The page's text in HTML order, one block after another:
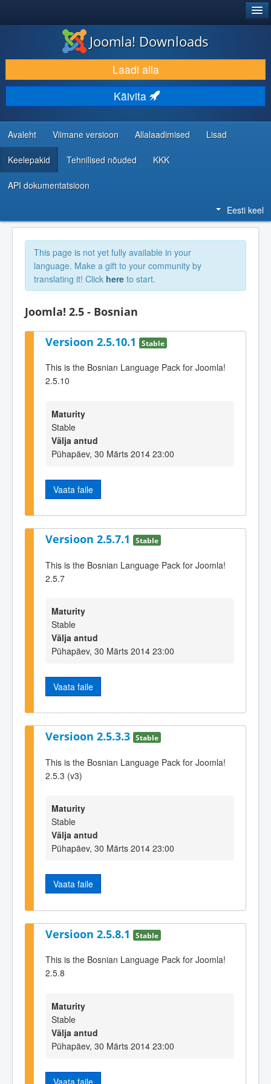
LAADI ALLA JA LAIENDA
AVASTA JA ÕPI
KOGUKOND JA KASUTAJATUGI
RESSURSID ARENDAJATELE
Joomla! Downloads
Laadi alla
Käivita
Avaleht Viimane versioon Allalaadimised Lisad
Keelepakid Tehnilised nõuded KKK
API dokumentatsioon
Eesti keel
This page is not yet fully available in your
language. Make a gift to your community by
translating it! Click here to start.
Joomla! 2.5 - Bosnian
Versioon 2.5.10.1 Stable
This is the Bosnian Language Pack for Joomla!
2.5.10
Maturity
Stable
Välja antud
Pühapäev, 30 Märts 2014 23:00
Vaata faile
Versioon 2.5.7.1 Stable
This is the Bosnian Language Pack for Joomla!
2.5.7
Maturity
Stable
Välja antud
Pühapäev, 30 Märts 2014 23:00
Vaata faile
Versioon 2.5.3.3 Stable
This is the Bosnian Language Pack for Joomla!
2.5.3 (v3)
Maturity
Stable
Välja antud
Pühapäev, 30 Märts 2014 23:00
Vaata faile
Versioon 2.5.8.1 Stable
This is the Bosnian Language Pack for Joomla!
2.5.8
Maturity
Stable
Välja antud
Pühapäev, 30 Märts 2014 23:00
Vaata faile